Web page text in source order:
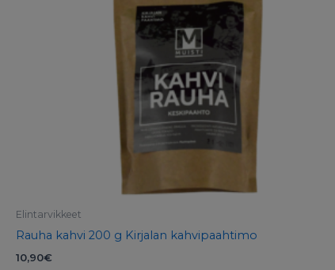
Elintarvikkeet
Rauha kahvi 200 g Kirjalan kahvipaahtimo
10,90€